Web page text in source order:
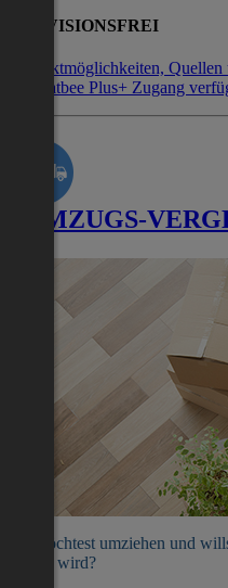
PROVISIONSFREI
Kontaktmöglichkeiten,
mit Flatbee Plus+ Zugang
UMZUGS-
Du möchtest umziehen und
kosten wird?